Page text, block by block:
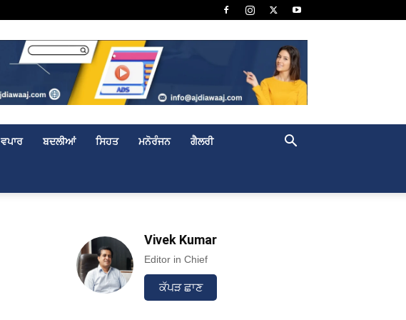
ਵਪਾਰ ਬਦਲੀਆਂ ਸਿਹਤ ਮਨੋਰੰਜਨ ਗੈਲਰੀ
Vivek Kumar
Editor in Chief
ਕੱਪੜ ਛਾਣ